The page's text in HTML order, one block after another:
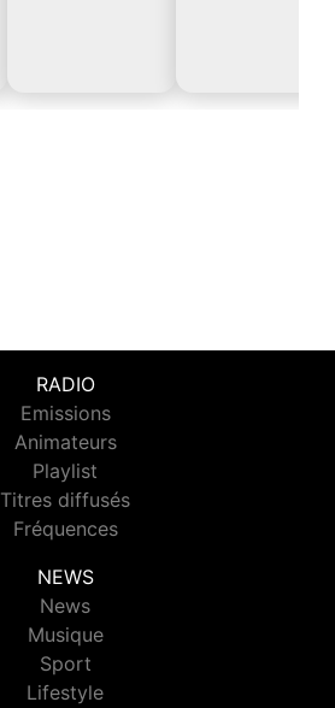
RADIO
Emissions
Animateurs
Playlist
Titres diffusés
Fréquences
NEWS
News
Musique
Sport
Lifestyle